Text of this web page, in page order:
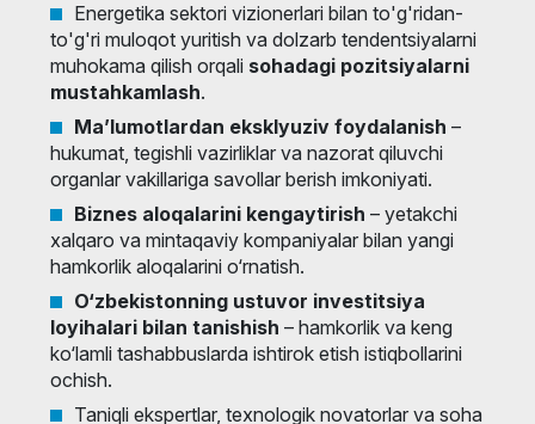
Energetika sektori vizionerlari bilan to'g'ridan-
to'g'ri muloqot yuritish va dolzarb tendentsiyalarni
muhokama qilish orqali sohadagi pozitsiyalarni
mustahkamlash.
Ma’lumotlardan eksklyuziv foydalanish –
hukumat, tegishli vazirliklar va nazorat qiluvchi
organlar vakillariga savollar berish imkoniyati.
Biznes aloqalarini kengaytirish – yetakchi
xalqaro va mintaqaviy kompaniyalar bilan yangi
hamkorlik aloqalarini o‘rnatish.
O‘zbekistonning ustuvor investitsiya
loyihalari bilan tanishish – hamkorlik va keng
ko‘lamli tashabbuslarda ishtirok etish istiqbollarini
ochish.
Taniqli ekspertlar, texnologik novatorlar va soha